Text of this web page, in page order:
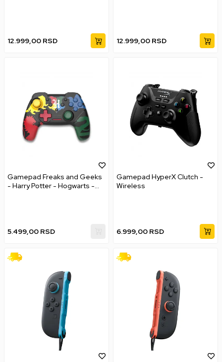
12.999,00 RSD 12.999,00 RSD
Gamepad Freaks and Geeks
- Harry Potter - Hogwarts -
5.499,00 RSD
Gamepad HyperX Clutch -
Wireless
6.999,00 RSD